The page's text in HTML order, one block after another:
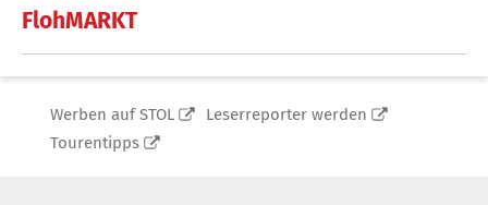
FlohMARKT
Werben auf STOL
Leserreporter werden
Tourentipps